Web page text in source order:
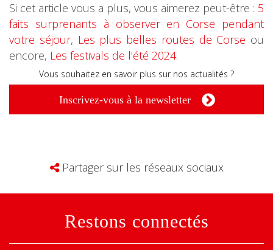
Si cet article vous a plus, vous aimerez peut-être : 5
faits surprenants à observer en Corse pendant
votre séjour, Les plus belles routes de Corse ou
encore, Les festivals de l'été 2024.
Vous souhaitez en savoir plus sur nos actualités ?
Inscrivez-vous à la newsletter
Partager sur les réseaux sociaux
Restons connectés